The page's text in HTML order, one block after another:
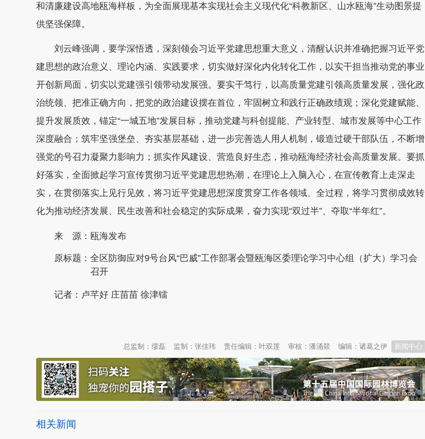
和清廉建设高地瓯海样板，为全面展现基本实现社会主义现代化“科教新区、山水瓯海”生动图景提
供坚强保障。
刘云峰强调， 要学深悟透，深刻领会习近平党建思想重大意义 ，清醒认识并准确把握习近平党
建思想的政治意义、理论内涵、实践要求，切实做好深化内化转化工作，以实干担当推动党的事业
开创新局面，切实以党建强引领带动发展强。 要实干笃行，以高质量党建引领高质量发展 ，强化政
治统领、把准正确方向，把党的政治建设摆在首位，牢固树立和践行正确政绩观；深化党建赋能、
提升发展质效，锚定“一城五地”发展目标，推动党建与科创提能、产业转型、城市发展等中心工作
深度融合；筑牢坚强堡垒、夯实基层基础，进一步完善选人用人机制，锻造过硬干部队伍，不断增
强党的号召力凝聚力影响力；抓实作风建设、营造良好生态，推动瓯海经济社会高质量发展。 要抓
好落实，全面掀起学习宣传贯彻习近平党建思想热潮 ，在理论上入脑入心，在宣传教育上走深走
实，在贯彻落实上见行见效，将习近平党建思想深度贯穿工作各领域、全过程，将学习贯彻成效转
化为推动经济发展、民生改善和社会稳定的实际成果，奋力实现“双过半”、夺取“半年红”。
来 源：瓯海发布
原标题： 全区防御应对9号台风“巴威”工作部署会暨瓯海区委理论学习中心组（扩大）学习会
召开
记者：卢芊好 庄苗苗 徐津镭
新闻中心
编辑：诸葛之伊
审核：潘涌燚
责任编辑：叶双莲
监制：张佳玮
总监制：缪磊
相关新闻